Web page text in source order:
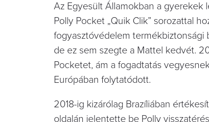
Az Egyesült Államokban a
Polly Pocket „Quik Clik” sorozattal
fogyasztóvédelem termékbiztonsági
de ez sem szegte a Mattel kedvét.
Pocketet, ám a fogadtatás
Európában folytatódott.
2018-ig kizárólag Brazíliában
oldalán jelentette be Polly